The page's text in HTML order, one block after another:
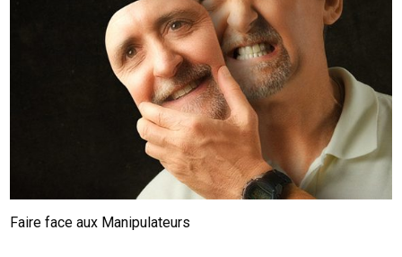
Faire face aux Manipulateurs